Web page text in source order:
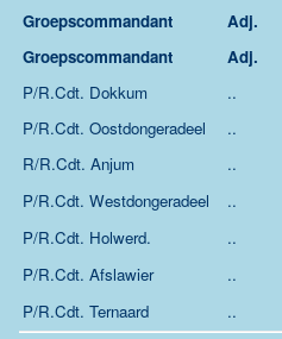
Groepscommandant
Adj.
Groepscommandant
Adj.
P/R.Cdt. Dokkum
..
P/R.Cdt. Oostdongeradeel
..
R/R.Cdt. Anjum
..
P/R.Cdt. Westdongeradeel
..
P/R.Cdt. Holwerd.
..
P/R.Cdt. Afslawier
..
P/R.Cdt. Ternaard
..